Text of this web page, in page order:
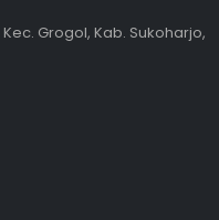
Kec. Grogol, Kab. Sukoharjo,